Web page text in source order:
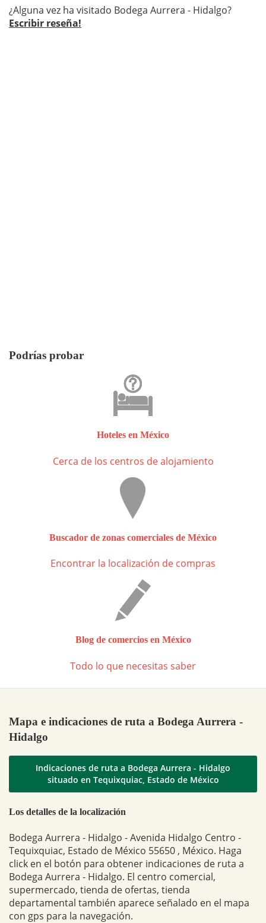
¿Alguna vez ha visitado Bodega Aurrera - Hidalgo?
Escribir reseña!
Podrías probar
Hoteles en México
Cerca de los centros de alojamiento
Buscador de zonas comerciales de México
Encontrar la localización de compras
Blog de comercios en México
Todo lo que necesitas saber
Mapa e indicaciones de ruta a Bodega Aurrera -
Hidalgo
Indicaciones de ruta a Bodega Aurrera - Hidalgo
situado en Tequixquiac, Estado de México
Los detalles de la localización
Bodega Aurrera - Hidalgo - Avenida Hidalgo Centro -
Tequixquiac, Estado de México 55650 , México. Haga
click en el botón para obtener indicaciones de ruta a
Bodega Aurrera - Hidalgo. El centro comercial,
supermercado, tienda de ofertas, tienda
departamental también aparece señalado en el mapa
con gps para la navegación.